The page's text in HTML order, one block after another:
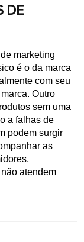
DE
marketing
é o da marca
com seu
Outro
sem uma
a falhas de
podem surgir
as
atendem